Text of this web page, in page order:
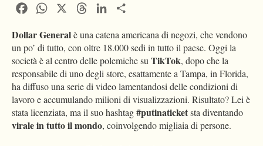
FacebookWhatsApp ThreadsLinkedIn
Dollar Generalè una catena americana di negozi, che vendono
un po’ di tutto, con oltre 18.000 sedi in tutto il paese. Oggi la
società è al centro delle polemiche suTikTok, dopo che la
responsabile di uno degli store, esattamente a Tampa, in Florida,
ha diffuso una serie di video lamentandosi delle condizioni di
lavoro e accumulando milioni di visualizzazioni. Risultato? Lei è
stata licenziata, ma il suo hashtag#putinaticketsta diventando
virale in tutto il mondo, coinvolgendo migliaia di persone.